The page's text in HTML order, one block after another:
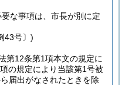
な事項は、市長が別に定
43号〕)
第12条第1項本文の規定に
の規定により当該第1号被
届出がなされたときを除